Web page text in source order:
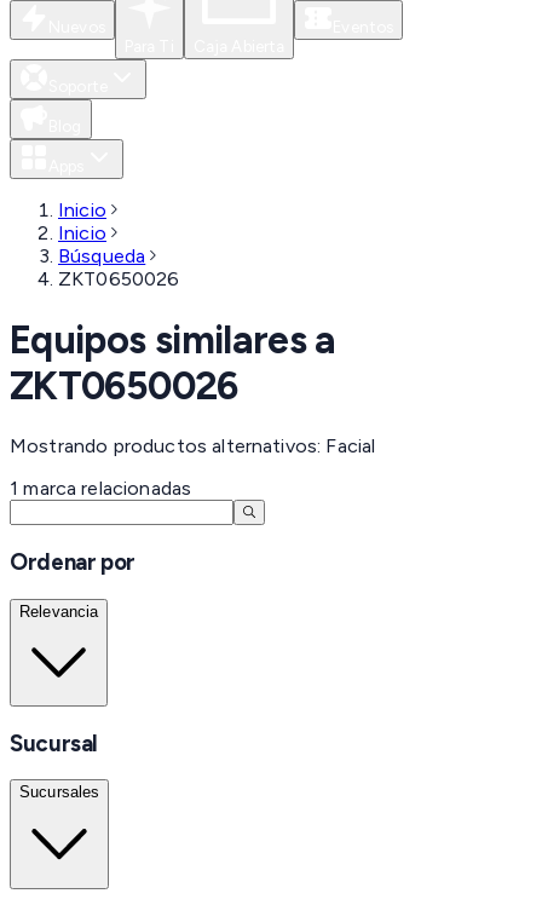
Inicio
Inicio
Búsqueda
ZKT0650026
Equipos similares a
ZKT0650026
Mostrando productos alternativos: Facial
1 marca relacionadas
Ordenar por
Relevancia
Sucursal
Sucursales